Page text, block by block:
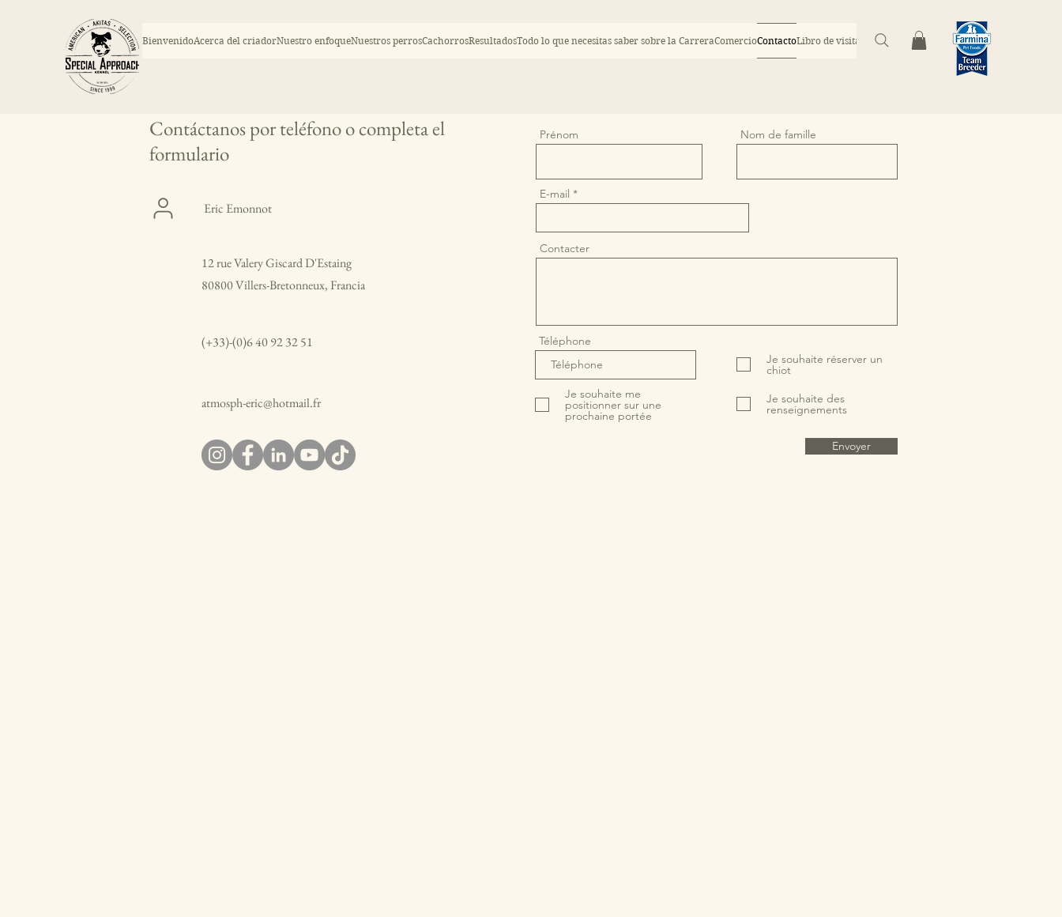
BienvenidoAcerca del criadorNuestro enfoqueNuestros perrosCachorrosResultadosTodo lo que necesitas saber sobre la CarreraComercioContactoLibro de visitas Fogonadura
Contáctanos por teléfono o completa el
formulario
Eric Emonnot
12 rue Valery Giscard D'Estaing
80800 Villers-Bretonneux, Francia
(+33)-(0)6 40 92 32 51
atmosph-eric@hotmail.fr
Prénom Nom de famille
E-mail
Contacter
Téléphone
Je souhaite me
positionner sur une
prochaine portée
Je souhaite réserver un
chiot
Je souhaite des
renseignements
Envoyer